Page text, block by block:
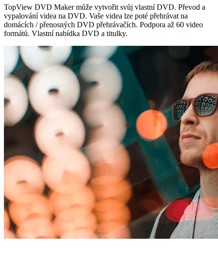
TopView DVD Maker může vytvořit svůj vlastní DVD. Převod a
vypalování videa na DVD. Vaše videa lze poté přehrávat na
domácích / přenosných DVD přehrávačích. Podpora až 60 video
formátů. Vlastní nabídka DVD a titulky.